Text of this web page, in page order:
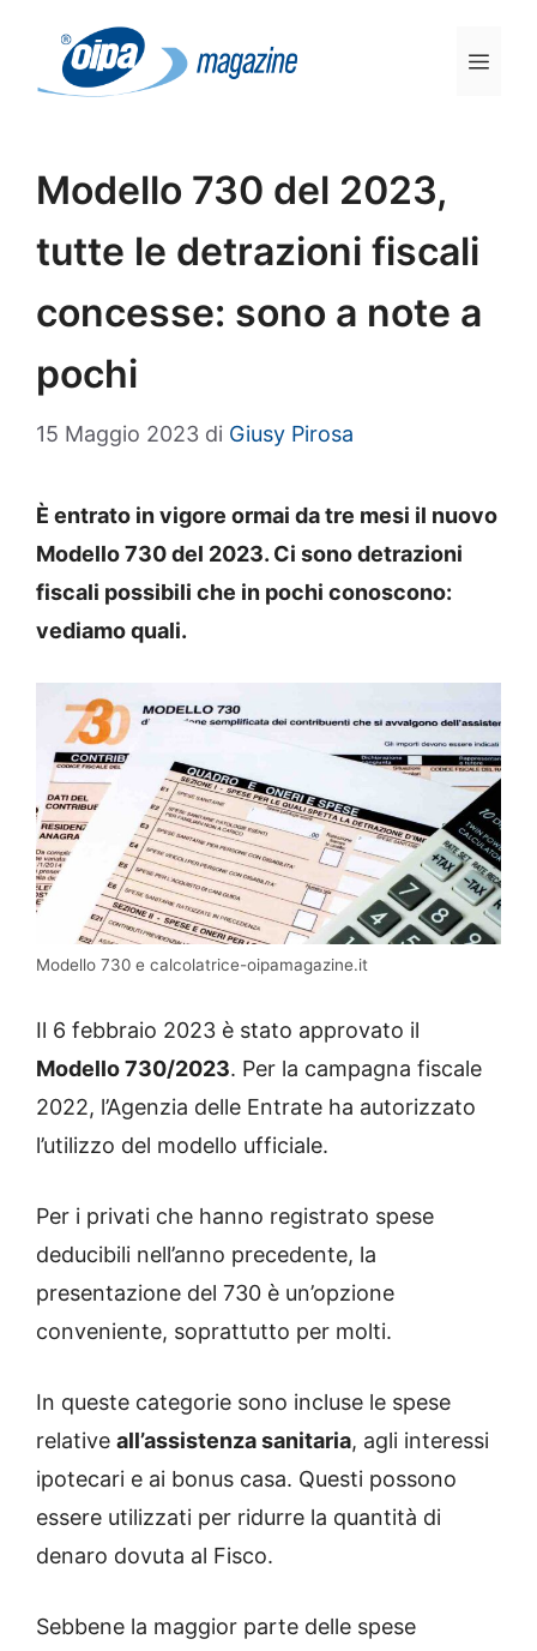
contenuto
Modello 730 del 2023,
tutte le detrazioni fiscali
concesse: sono a note a
pochi
15 Maggio 2023 di Giusy Pirosa
È entrato in vigore ormai da tre mesi il nuovo
Modello 730 del 2023. Ci sono detrazioni
fiscali possibili che in pochi conoscono:
vediamo quali.
Modello 730 e calcolatrice-oipamagazine.it
Il 6 febbraio 2023 è stato approvato il
Modello 730/2023. Per la campagna fiscale
2022, l’Agenzia delle Entrate ha autorizzato
l’utilizzo del modello ufficiale.
Per i privati ​​che hanno registrato spese
deducibili nell’anno precedente, la
presentazione del 730 è un’opzione
conveniente, soprattutto per molti.
In queste categorie sono incluse le spese
relative all’assistenza sanitaria, agli interessi
ipotecari e ai bonus casa. Questi possono
essere utilizzati per ridurre la quantità di
denaro dovuta al Fisco.
Sebbene la maggior parte delle spese